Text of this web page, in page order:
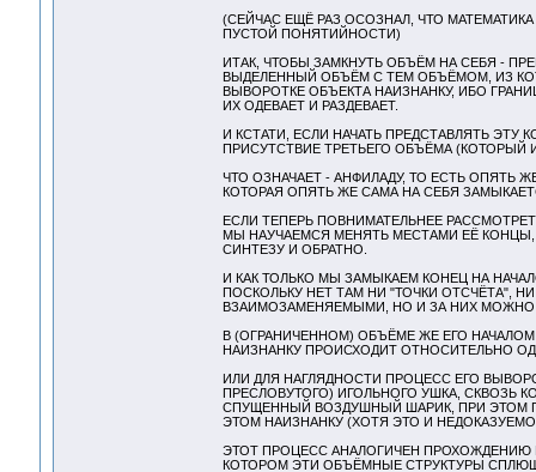
(СЕЙЧАС ЕЩЁ РАЗ ОСОЗНАЛ, ЧТО
ПУСТОЙ ПОНЯТИЙНОСТИ)
ИТАК, ЧТОБЫ ЗАМКНУТЬ ОБЪЁМ НА СЕБЯ -
ВЫДЕЛЕННЫЙ ОБЪЁМ С ТЕМ ОБЪЁМОМ, ИЗ
ВЫВОРОТКЕ ОБЪЕКТА НАИЗНАНКУ, ИБО
ИХ ОДЕВАЕТ И РАЗДЕВАЕТ.
И КСТАТИ, ЕСЛИ НАЧАТЬ ПРЕДСТАВЛЯТЬ
ПРИСУТСТВИЕ ТРЕТЬЕГО ОБЪЁМА (КОТОРЫЙ
ЧТО ОЗНАЧАЕТ - АНФИЛАДУ, ТО ЕСТЬ ОПЯТЬ
КОТОРАЯ ОПЯТЬ ЖЕ САМА НА СЕБЯ
ЕСЛИ ТЕПЕРЬ ПОВНИМАТЕЛЬНЕЕ
МЫ НАУЧАЕМСЯ МЕНЯТЬ МЕСТАМИ ЕЁ
СИНТЕЗУ И ОБРАТНО.
И КАК ТОЛЬКО МЫ ЗАМЫКАЕМ КОНЕЦ НА
ПОСКОЛЬКУ НЕТ ТАМ НИ "ТОЧКИ ОТСЧЁТА",
ВЗАИМОЗАМЕНЯЕМЫМИ, НО И ЗА НИХ
В (ОГРАНИЧЕННОМ) ОБЪЁМЕ ЖЕ ЕГО
НАИЗНАНКУ ПРОИСХОДИТ ОТНОСИТЕЛЬНО
ИЛИ ДЛЯ НАГЛЯДНОСТИ ПРОЦЕСС ЕГО
ПРЕСЛОВУТОГО) ИГОЛЬНОГО УШКА, СКВОЗЬ
СПУЩЕННЫЙ ВОЗДУШНЫЙ ШАРИК, ПРИ ЭТОМ
ЭТОМ НАИЗНАНКУ (ХОТЯ ЭТО И
ЭТОТ ПРОЦЕСС АНАЛОГИЧЕН ПРОХОЖДЕНИЮ
КОТОРОМ ЭТИ ОБЪЁМНЫЕ СТРУКТУРЫ